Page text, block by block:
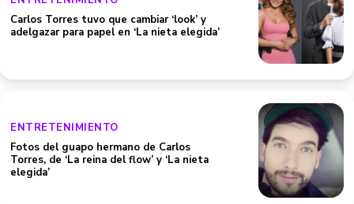
Carlos Torres tuvo que cambiar ‘look’ y
adelgazar para papel en ‘La nieta elegida’
ENTRETENIMIENTO
Fotos del guapo hermano de Carlos
Torres, de ‘La reina del flow’ y ‘La nieta
elegida’